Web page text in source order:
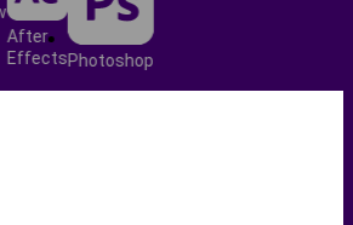
After
EffectsPhotoshop